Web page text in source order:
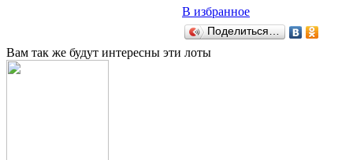
В избранное
Поделиться…
Вам так же будут интересны эти лоты